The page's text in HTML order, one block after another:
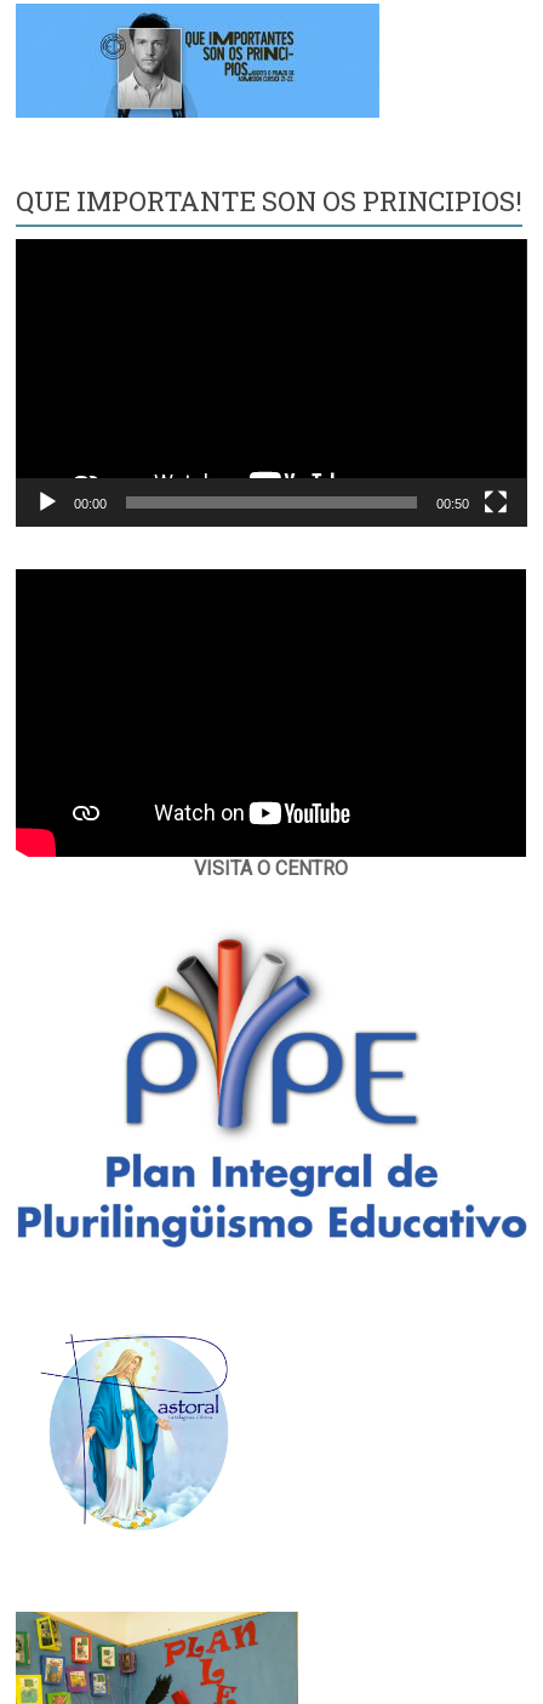
QUE IMPORTANTE SON OS PRINCIPIOS!
00:00 00:50
VISITA O CENTRO